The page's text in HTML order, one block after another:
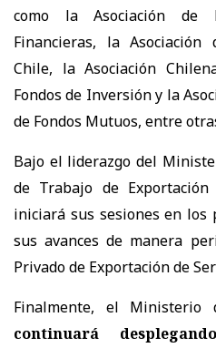
como la Asociación de
Financieras, la Asociación
Chile, la Asociación
Fondos de Inversión y la
de Fondos Mutuos, entre
Bajo el liderazgo del
de Trabajo de Exportación
iniciará sus sesiones en
sus avances de manera
Privado de Exportación de
Finalmente, el Ministerio
continuará